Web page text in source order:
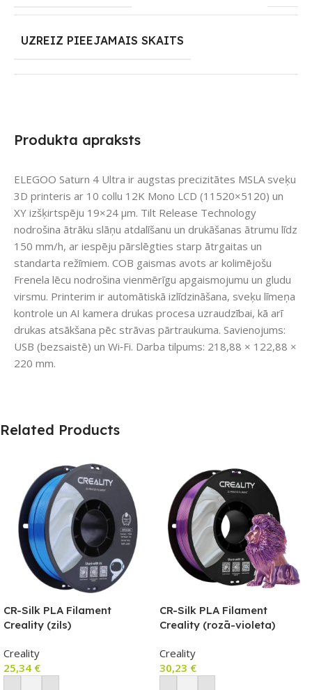
Produkta apraksts
ELEGOO Saturn 4 Ultra ir augstas precizitātes MSLA sveķu
3D printeris ar 10 collu 12K Mono LCD (11520×5120) un
XY izšķirtspēju 19×24 μm. Tilt Release Technology
nodrošina ātrāku slāņu atdalīšanu un drukāšanas ātrumu līdz
150 mm/h, ar iespēju pārslēgties starp ātrgaitas un
standarta režīmiem. COB gaismas avots ar kolimējošu
Frenela lēcu nodrošina vienmērīgu apgaismojumu un gludu
virsmu. Printerim ir automātiskā izlīdzināšana, sveķu līmeņa
kontrole un AI kamera drukas procesa uzraudzībai, kā arī
drukas atsākšana pēc strāvas pārtraukuma. Savienojums:
USB (bezsaistē) un Wi‑Fi. Darba tilpums: 218,88 × 122,88 ×
220 mm.
UZREIZ PIEEJAMAIS SKAITS
Related Products
CR-Silk PLA Filament
Creality (zils)
Creality
25,34 €
CR-Silk PLA Filament
Creality (rozā-violeta)
Creality
30,23 €